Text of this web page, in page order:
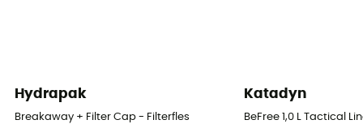
Hydrapak
Breakaway + Filter Cap - Filterfles
Katadyn
BeFree 1,0 L Tactical